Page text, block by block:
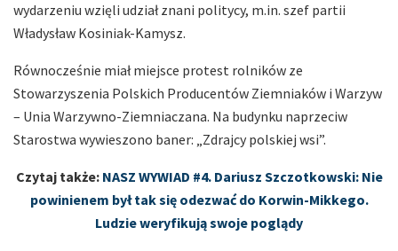
wydarzeniu wzięli udział znani politycy, m.in. szef partii
Władysław Kosiniak-Kamysz.
Równocześnie miał miejsce protest rolników ze
Stowarzyszenia Polskich Producentów Ziemniaków i Warzyw
– Unia Warzywno-Ziemniaczana. Na budynku naprzeciw
Starostwa wywieszono baner: „Zdrajcy polskiej wsi”.
Czytaj także: NASZ WYWIAD #4. Dariusz Szczotkowski: Nie
powinienem był tak się odezwać do Korwin-Mikkego.
Ludzie weryfikują swoje poglądy